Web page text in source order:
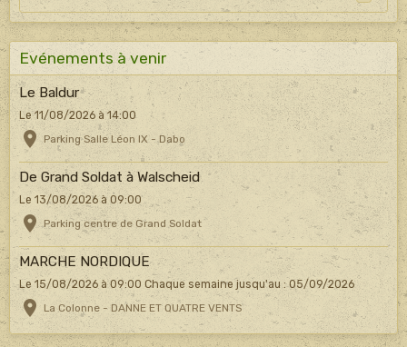
Evénements à venir
Le Baldur
Le 11/08/2026 à 14:00
Parking Salle Léon IX - Dabo
De Grand Soldat à Walscheid
Le 13/08/2026 à 09:00
Parking centre de Grand Soldat
MARCHE NORDIQUE
Le 15/08/2026 à 09:00 Chaque semaine jusqu'au : 05/09/2026
La Colonne - DANNE ET QUATRE VENTS